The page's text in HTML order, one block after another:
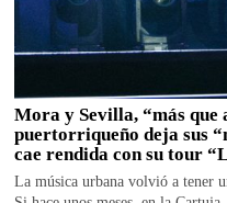
Mora y Sevilla, “más que
puertorriqueño deja sus
cae rendida con su tour
La música urbana volvió a tener